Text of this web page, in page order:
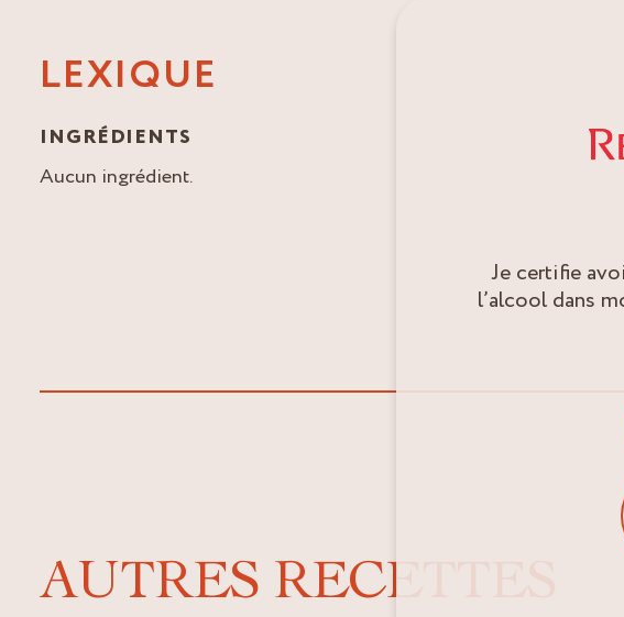
LEXIQUE
INGRÉDIENTS
Aucun ingrédient.
AUTRES RECETTES
Je certifie
l’alcool dans